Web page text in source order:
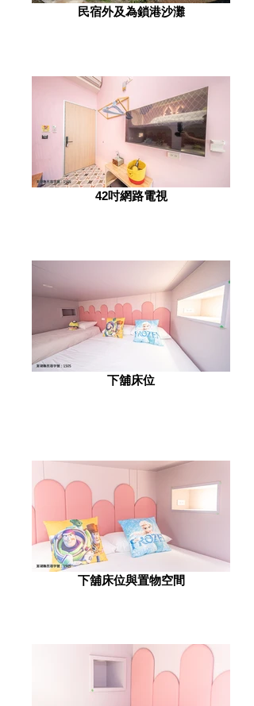
民宿外及為鎖港沙灘
42吋網路電視
下舖床位
下舖床位與置物空間